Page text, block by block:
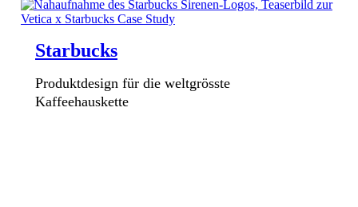
Starbucks
Produktdesign für die weltgrösste
Kaffeehauskette